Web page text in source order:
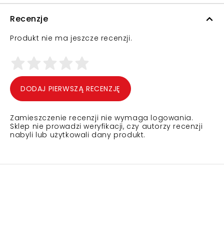
Recenzje
Produkt nie ma jeszcze recenzji.
DODAJ PIERWSZĄ RECENZJĘ
Zamieszczenie recenzji nie wymaga logowania.
Sklep nie prowadzi weryfikacji, czy autorzy recenzji
nabyli lub użytkowali dany produkt.